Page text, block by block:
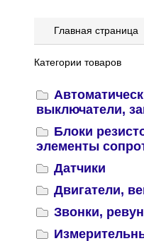
Главная страница
Категории товаров
выключатели,
Блоки
элементы
Датчики
Двигатели,
Звонки,